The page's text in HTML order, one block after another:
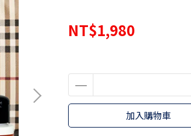
NT$1,980
加入購物車